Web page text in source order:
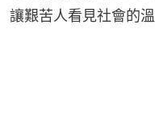
讓艱苦人看見社會的